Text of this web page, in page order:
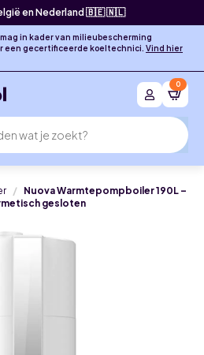
en Nederland 🇧🇪 🇳🇱
in kader van milieubescherming
een gecertificeerde koeltechnici. Vind hier
0
Nuova Warmtepompboiler 190L –
gesloten